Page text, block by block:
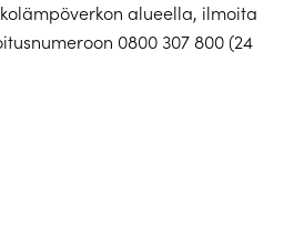
alueella, ilmoita
0800 307 800 (24